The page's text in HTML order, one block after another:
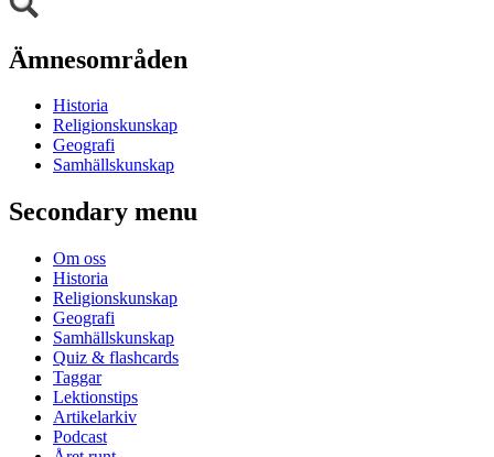
Ämnesområden
Historia
Religionskunskap
Geografi
Samhällskunskap
Secondary menu
Om oss
Historia
Religionskunskap
Geografi
Samhällskunskap
Quiz & flashcards
Taggar
Lektionstips
Artikelarkiv
Podcast